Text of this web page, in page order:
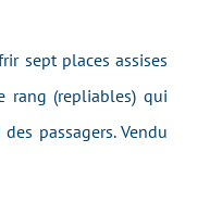
sept places assises
rang (repliables) qui
passagers. Vendu